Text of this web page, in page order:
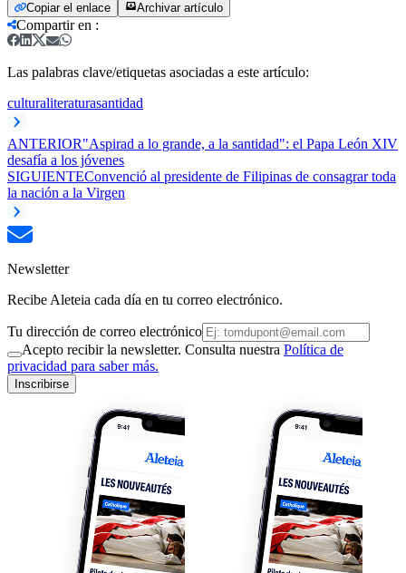
Copiar el enlace Archivar artículo
Compartir en :
Las palabras clave/etiquetas asociadas a este artículo:
culturaliteraturasantidad
ANTERIOR"Aspirad a lo grande, a la santidad": el Papa León XIV
desafía a los jóvenes
SIGUIENTEConvenció al presidente de Filipinas de consagrar toda
la nación a la Virgen
Newsletter
Recibe Aleteia cada día en tu correo electrónico.
Tu dirección de correo electrónico
Acepto recibir la newsletter. Consulta nuestra Política de
privacidad para saber más.
Inscribirse